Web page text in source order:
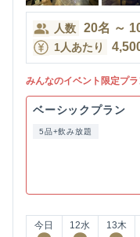
人数 20名 ～
1人あたり
みんなのイベント限定プ
ベーシックプラン
5品+飲み放題
今日 12水 13木